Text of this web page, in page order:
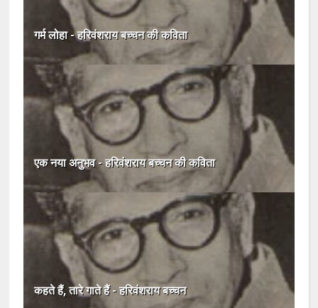
गर्म लोहा - हरिवंशराय बच्चन की कविता
एक नया अनुभव - हरिवंशराय बच्चन की कविता
कहते हैं, तारे गाते हैं - हरिवंशराय बच्चन